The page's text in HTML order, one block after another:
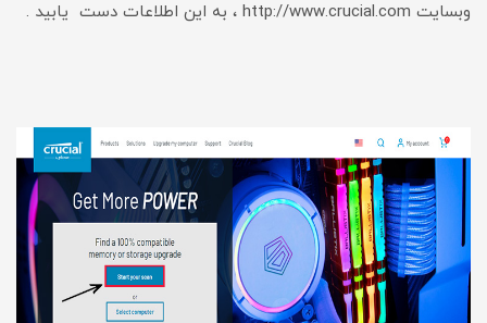
وبسایت http://www.crucial.com ، به این اطلاعات دست یابید .